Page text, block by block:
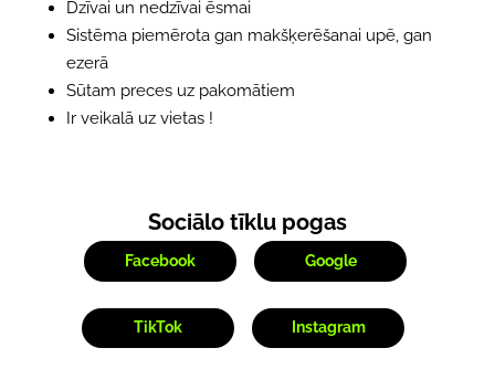
Dzīvai un nedzīvai ēsmai
Sistēma piemērota gan makšķerēšanai upē, gan
ezerā
Sūtam preces uz pakomātiem
Ir veikalā uz vietas !
Sociālo tīklu pogas
Facebook Google
TikTok Instagram